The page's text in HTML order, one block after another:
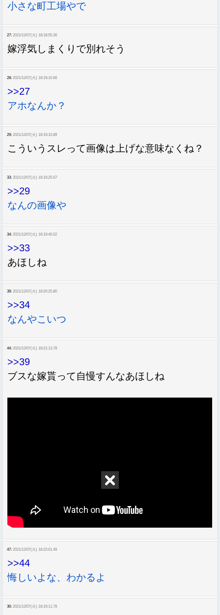
小さな町工場やで
27: 2021/12/07(火) 18:18:55.36
嫁浮気しまくりで別れそう
28: 2021/12/07(火) 18:19:10.66
>>27
アホなんか？
29: 2021/12/07(火) 18:19:10.89
こういうスレって画像は上げな意味なくね？
33: 2021/12/07(火) 18:19:25.67
>>29
なんの画像や
34: 2021/12/07(火) 18:19:40.02
>>33
あほしね
39: 2021/12/07(火) 18:20:25.80
>>34
なんやこいつ
44: 2021/12/07(火) 18:21:13.78
>>39
ブスな嫁貰って自慢すんなあほしね
47: 2021/12/07(火) 18:22:01.49
>>44
悔しいよな、わかるよ
30: 2021/12/07(火) 18:19:11.78